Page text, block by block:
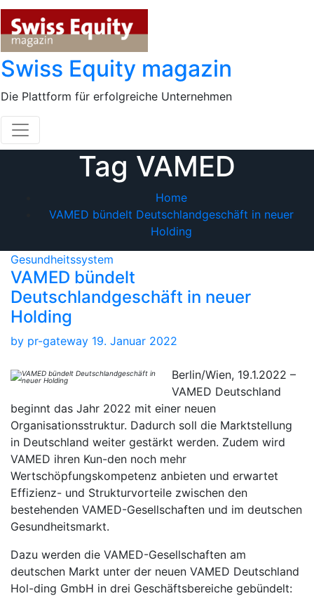
Skip
content
Swiss Equity magazin
Die Plattform für erfolgreiche Unternehmen
Tag VAMED
Home
VAMED bündelt Deutschlandgeschäft in neuer
Holding
Gesundheitssystem
VAMED bündelt
Deutschlandgeschäft in neuer
Holding
by pr-gateway 19. Januar 2022
Berlin/Wien, 19.1.2022 –
VAMED Deutschland
beginnt das Jahr 2022 mit einer neuen
Organisationsstruktur. Dadurch soll die Marktstellung
in Deutschland weiter gestärkt werden. Zudem wird
VAMED ihren Kun-den noch mehr
Wertschöpfungskompetenz anbieten und erwartet
Effizienz- und Strukturvorteile zwischen den
bestehenden VAMED-Gesellschaften und im deutschen
Gesundheitsmarkt.
Dazu werden die VAMED-Gesellschaften am
deutschen Markt unter der neuen VAMED Deutschland
Hol-ding GmbH in drei Geschäftsbereiche gebündelt: